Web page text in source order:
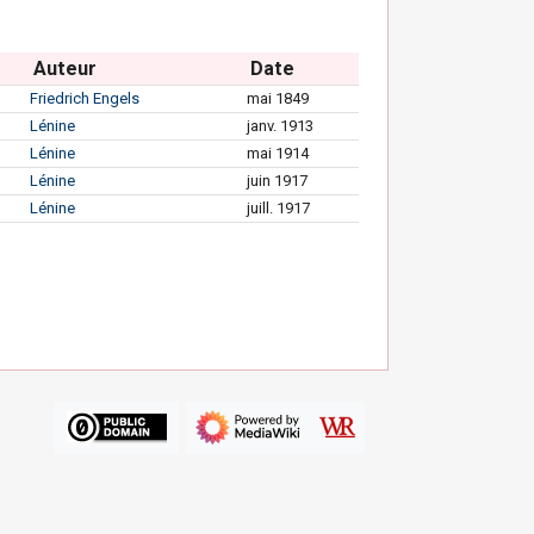
Auteur Date
Friedrich Engels
mai 1849
Lénine
janv. 1913
Lénine
mai 1914
Lénine
juin 1917
Lénine juill. 1917